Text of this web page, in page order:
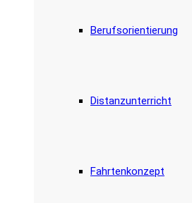
Berufsorientierung
Distanzunterricht
Fahrtenkonzept